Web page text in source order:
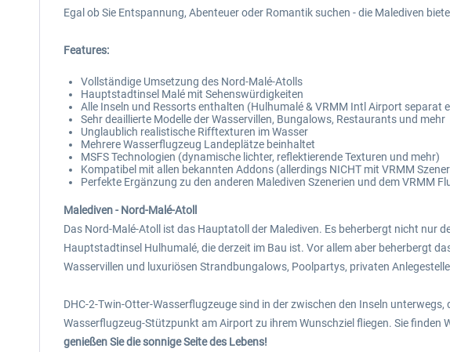
Egal ob Sie Entspannung, Abenteuer oder Romantik suchen - die Malediven
Features:
Vollständige Umsetzung des Nord-Malé-Atolls
Hauptstadtinsel Malé mit Sehenswürdigkeiten
Alle Inseln und Ressorts enthalten (Hulhumalé & VRMM Intl Airport separat
Sehr deaillierte Modelle der Wasservillen, Bungalows, Restaurants und mehr
Unglaublich realistische Rifftexturen im Wasser
Mehrere Wasserflugzeug Landeplätze beinhaltet
MSFS Technologien (dynamische lichter, reflektierende Texturen und mehr)
Kompatibel mit allen bekannten Addons (allerdings NICHT mit VRMM
Perfekte Ergänzung zu den anderen Malediven Szenerien und dem VRMM
Malediven - Nord-Malé-Atoll
Das Nord-Malé-Atoll ist das Hauptatoll der Malediven. Es beherbergt nicht
Hauptstadtinsel Hulhumalé, die derzeit im Bau ist. Vor allem aber beherbergt
Wasservillen und luxuriösen Strandbungalows, Poolpartys, privaten
DHC-2-Twin-Otter-Wasserflugzeuge sind in der zwischen den Inseln
Wasserflugzeug-Stützpunkt am Airport zu ihrem Wunschziel fliegen. Sie
genießen Sie die sonnige Seite des Lebens!